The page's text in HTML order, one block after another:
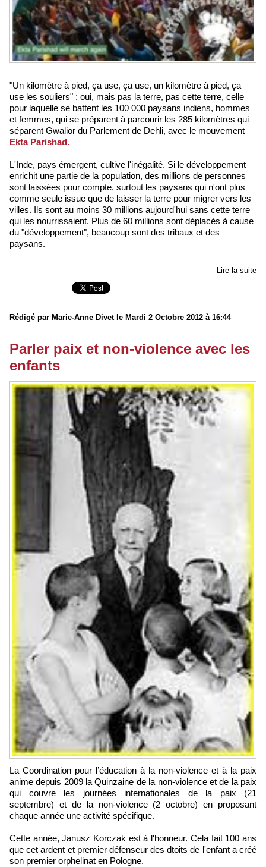
"Un kilomètre à pied, ça use, ça use, un kilomètre à pied, ça
use les souliers" : oui, mais pas la terre, pas cette terre, celle
pour laquelle se battent les 100 000 paysans indiens, hommes
et femmes, qui se préparent à parcourir les 285 kilomètres qui
séparent Gwalior du Parlement de Dehli, avec le mouvement
Ekta Parishad.
L'Inde, pays émergent, cultive l'inégalité. Si le développement
enrichit une partie de la population, des millions de personnes
sont laissées pour compte, surtout les paysans qui n'ont plus
comme seule issue que de laisser la terre pour migrer vers les
villes. Ils sont au moins 30 millions aujourd'hui sans cette terre
qui les nourrissaient. Plus de 60 millions sont déplacés à cause
du "développement", beaucoup sont des tribaux et des
paysans.
Lire la suite
Rédigé par Marie-Anne Divet le Mardi 2 Octobre 2012 à 16:44
Parler paix et non-violence avec les
enfants
La Coordination pour l’éducation à la non-violence et à la paix
anime depuis 2009 la Quinzaine de la non-violence et de la paix
qui couvre les journées internationales de la paix (21
septembre) et de la non-violence (2 octobre) en proposant
chaque année une activité spécifique.
Cette année, Janusz Korczak est à l'honneur. Cela fait 100 ans
que cet ardent et premier défenseur des dtoits de l'enfant a créé
son premier orphelinat en Pologne.